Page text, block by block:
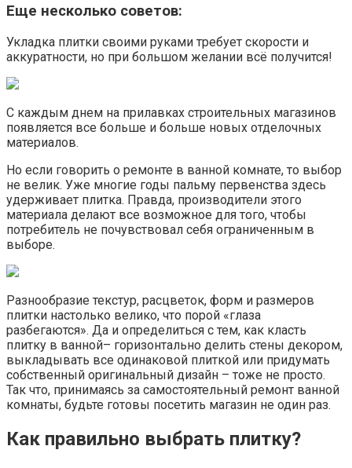
Еще несколько советов:
Укладка плитки своими руками требует скорости и
аккуратности, но при большом желании всё получится!
С каждым днем на прилавках строительных магазинов
появляется все больше и больше новых отделочных
материалов.
Но если говорить о ремонте в ванной комнате, то выбор
не велик. Уже многие годы пальму первенства здесь
удерживает плитка. Правда, производители этого
материала делают все возможное для того, чтобы
потребитель не почувствовал себя ограниченным в
выборе.
Разнообразие текстур, расцветок, форм и размеров
плитки настолько велико, что порой «глаза
разбегаются». Да и определиться с тем, как класть
плитку в ванной– горизонтально делить стены декором,
выкладывать все одинаковой плиткой или придумать
собственный оригинальный дизайн – тоже не просто.
Так что, принимаясь за самостоятельный ремонт ванной
комнаты, будьте готовы посетить магазин не один раз.
Как правильно выбрать плитку?